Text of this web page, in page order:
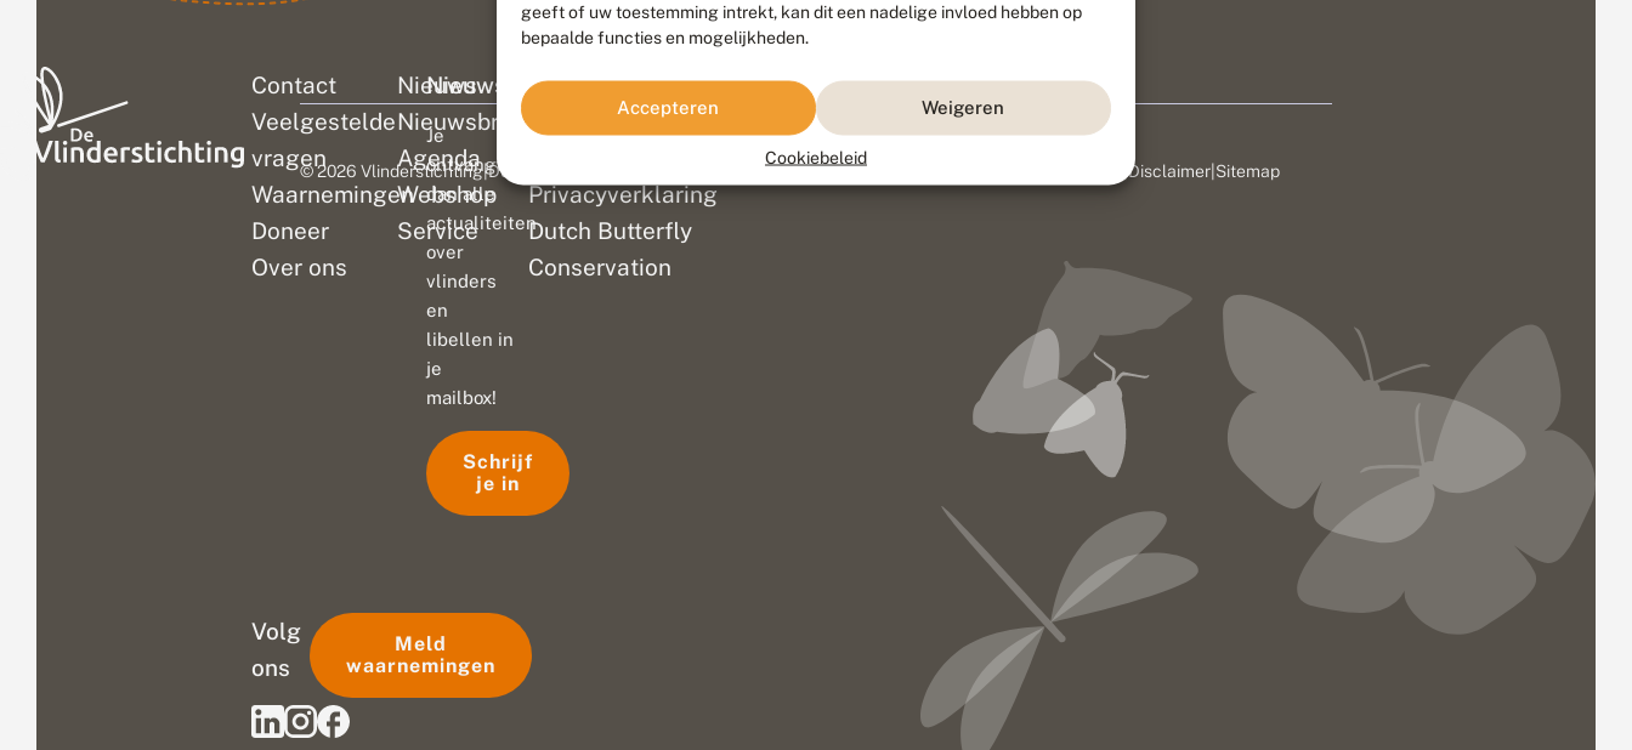
geeft of uw toestemming intrekt, kan dit een nadelige invloed hebben op
bepaalde functies en mogelijkheden.
Accepteren Weigeren
Cookiebeleid
Contact
Veelgestelde
vragen
Waarnemingen
Doneer
Over ons
Nieuws
Nieuwsbrief
Agenda
Webshop
Service
Colofon
Disclaimer
Privacyverklaring
Dutch Butterfly
Conservation
Nieuwsbrief
Je
ontvangt
dan alle
actualiteiten
over
vlinders
en
libellen in
je
mailbox!
Schrijf
je in
Volg
ons
Meld
waarnemingen
© 2026 Vlinderstichting|Duurzaam ontwikkeld door Go2People, ontworpen door Disclaimer Sitemap